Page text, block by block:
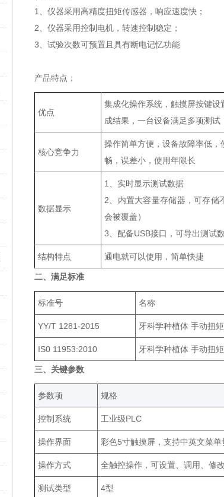
1、仪器采用高精度扭矩传感器，响应速度快；
2、仪器采用控制电机，转速控制稳定；
3、试验次数可预置且具有断电记忆功能
产品特点；
优点
集成化操作系统，触摸屏按键
成结果，一台设备满足多项测
核心竞争力
操作简单方便，设备故障率低
畅，误差小，使用年限长
数据显示
1、实时显示测试数据
2、内置大容量存储器，可存储
会被覆盖）
3、配备USB接口，可导出测试
结构特点 通电就可以使用，简单快捷
二、满足标准
标准号 名称
YY/T 1281-2015 牙科学种植体 手动扭
IS0 11953:2010 牙科学种植体 手动扭
三、关键参数‌
‌参数项‌ 规格‌
控制系统 工业级PLC
操作界面 彩色5寸触摸屏，支持中英文菜
操作方式 全触控操作，可设置、调用、修
测试类型 4型